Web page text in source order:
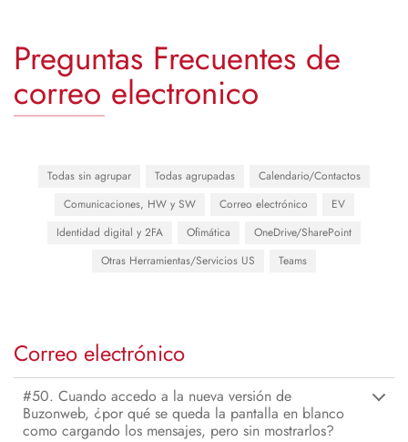
Preguntas Frecuentes de
correo electronico
Todas sin agrupar Todas agrupadas
Calendario/Contactos
Comunicaciones, HW y SW
Correo electrónico
EV
Identidad digital y 2FA
Ofimática
OneDrive/SharePoint
Otras Herramientas/Servicios US
Teams
Correo electrónico
#50. Cuando accedo a la nueva versión de
Buzonweb, ¿por qué se queda la pantalla en blanco
como cargando los mensajes, pero sin mostrarlos?